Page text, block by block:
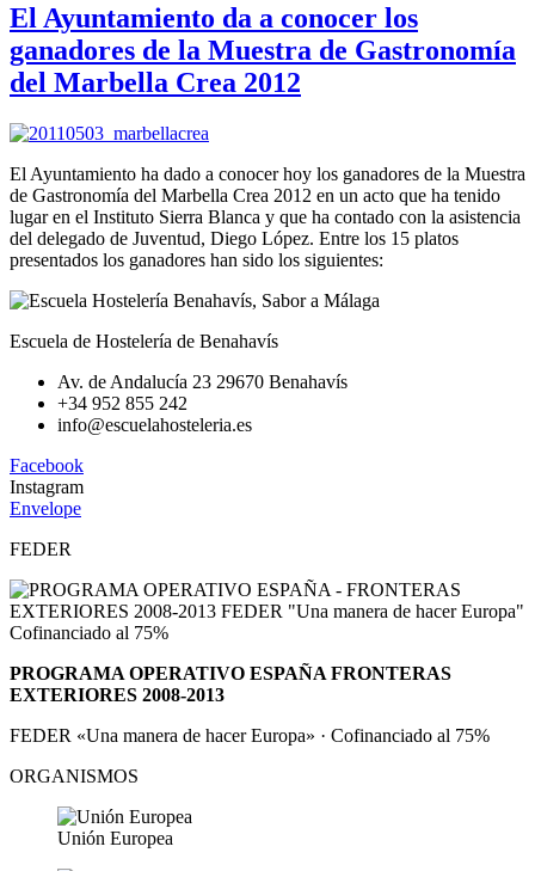
El Ayuntamiento da a conocer los
ganadores de la Muestra de Gastronomía
del Marbella Crea 2012
El Ayuntamiento ha dado a conocer hoy los ganadores de la Muestra
de Gastronomía del Marbella Crea 2012 en un acto que ha tenido
lugar en el Instituto Sierra Blanca y que ha contado con la asistencia
del delegado de Juventud, Diego López. Entre los 15 platos
presentados los ganadores han sido los siguientes:
Escuela de Hostelería de Benahavís
Av. de Andalucía 23 29670 Benahavís
+34 952 855 242
info@escuelahosteleria.es
Facebook
Instagram
Envelope
FEDER
PROGRAMA OPERATIVO ESPAÑA FRONTERAS
EXTERIORES 2008-2013
FEDER «Una manera de hacer Europa» · Cofinanciado al 75%
ORGANISMOS
Unión Europea